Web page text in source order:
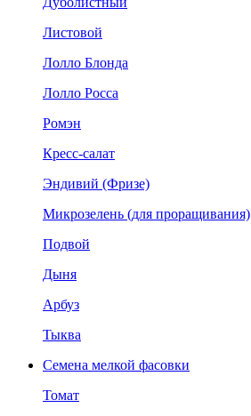
Листовой
Лолло Блонда
Лолло Росса
Ромэн
Кресс-салат
Эндивий (Фризе)
Микрозелень (для проращивания)
Подвой
Дыня
Арбуз
Тыква
Семена мелкой фасовки
Томат